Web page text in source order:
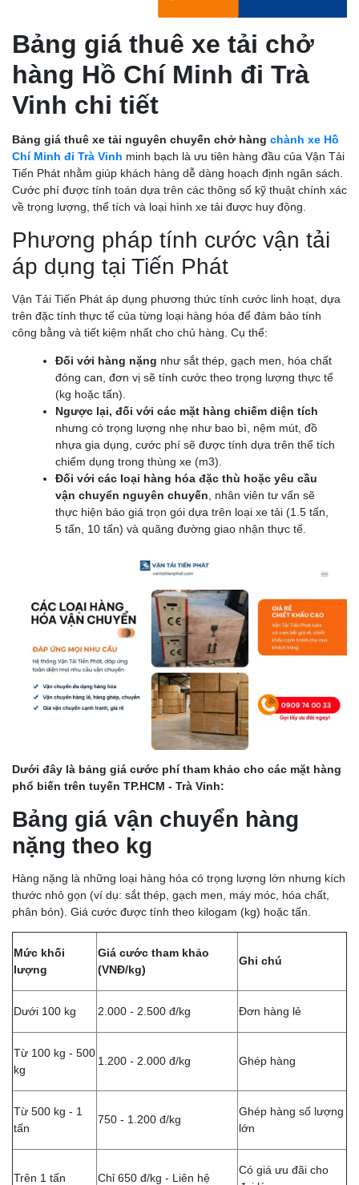
Bảng giá thuê xe tải chở
hàng Hồ Chí Minh đi Trà
Vinh chi tiết
Bảng giá thuê xe tải nguyên chuyến chở hàng chành xe Hồ
Chí Minh đi Trà Vinh minh bạch là ưu tiên hàng đầu của Vận Tải
Tiến Phát nhằm giúp khách hàng dễ dàng hoạch định ngân sách.
Cước phí được tính toán dựa trên các thông số kỹ thuật chính xác
về trọng lượng, thể tích và loại hình xe tải được huy động.
Phương pháp tính cước vận tải
áp dụng tại Tiến Phát
Vận Tải Tiến Phát áp dụng phương thức tính cước linh hoạt, dựa
trên đặc tính thực tế của từng loại hàng hóa để đảm bảo tính
công bằng và tiết kiệm nhất cho chủ hàng. Cụ thể:
Đối với hàng nặng như sắt thép, gạch men, hóa chất
đóng can, đơn vị sẽ tính cước theo trọng lượng thực tế
(kg hoặc tấn).
Ngược lại, đối với các mặt hàng chiếm diện tích
nhưng có trọng lượng nhẹ như bao bì, nệm mút, đồ
nhựa gia dụng, cước phí sẽ được tính dựa trên thể tích
chiếm dụng trong thùng xe (m3).
Đối với các loại hàng hóa đặc thù hoặc yêu cầu
vận chuyển nguyên chuyến , nhân viên tư vấn sẽ
thực hiện báo giá trọn gói dựa trên loại xe tải (1.5 tấn,
5 tấn, 10 tấn) và quãng đường giao nhận thực tế.
Dưới đây là bảng giá cước phí tham khảo cho các mặt hàng
phổ biến trên tuyến TP.HCM - Trà Vinh:
Bảng giá vận chuyển hàng
nặng theo kg
Hàng nặng là những loại hàng hóa có trọng lượng lớn nhưng kích
thước nhỏ gọn (ví dụ: sắt thép, gạch men, máy móc, hóa chất,
phân bón). Giá cước được tính theo kilogam (kg) hoặc tấn.
Mức khối
lượng
Giá cước tham khảo
(VNĐ/kg)
Ghi chú
Dưới 100 kg 2.000 - 2.500 đ/kg Đơn hàng lẻ
Từ 100 kg - 500
kg
1.200 - 2.000 đ/kg Ghép hàng
Từ 500 kg - 1
tấn
750 - 1.200 đ/kg
Ghép hàng số lượng
lớn
Trên 1 tấn Chỉ 650 đ/kg - Liên hệ
Có giá ưu đãi cho